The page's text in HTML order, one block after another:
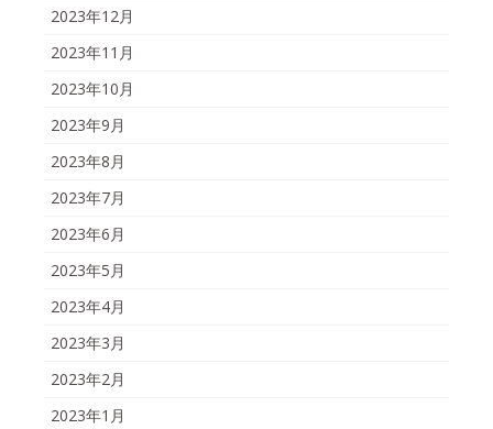
2023年12月
2023年11月
2023年10月
2023年9月
2023年8月
2023年7月
2023年6月
2023年5月
2023年4月
2023年3月
2023年2月
2023年1月